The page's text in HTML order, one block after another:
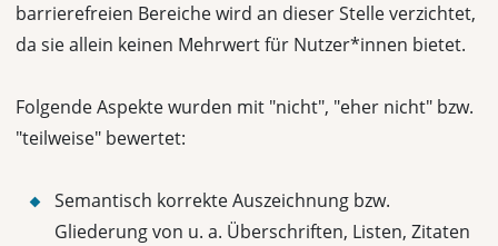
barrierefreien Bereiche wird an dieser Stelle verzichtet,
da sie allein keinen Mehrwert für Nutzer*innen bietet.
Folgende Aspekte wurden mit "nicht", "eher nicht" bzw.
"teilweise" bewertet:
Semantisch korrekte Auszeichnung bzw.
Gliederung von u. a. Überschriften, Listen, Zitaten